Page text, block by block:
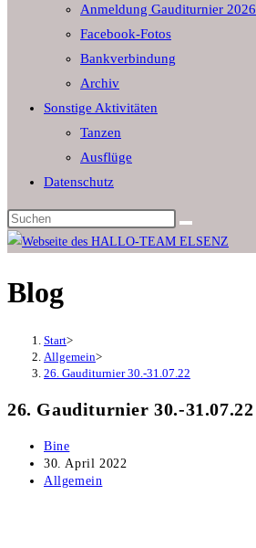
panel.
Anmeldung Gauditurnier 2026
Facebook-Fotos
Bankverbindung
Archiv
Sonstige Aktivitäten
Tanzen
Ausflüge
Datenschutz
Diese
Website
Blog
Start>
Allgemein>
26. Gauditurnier 30.-31.07.22
26. Gauditurnier 30.-31.07.22
Beitrags-
Autor:
Bine
Beitrag
veröffentlicht:
30. April 2022
Beitrags-
Allgemein